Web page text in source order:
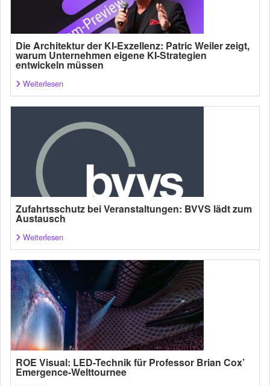
Die Architektur der KI-Exzellenz: Patric Weiler zeigt,
warum Unternehmen eigene KI-Strategien
entwickeln müssen
Weiterlesen
Zufahrtsschutz bei Veranstaltungen: BVVS lädt zum
Austausch
Weiterlesen
ROE Visual: LED-Technik für Professor Brian Cox’
Emergence-Welttournee